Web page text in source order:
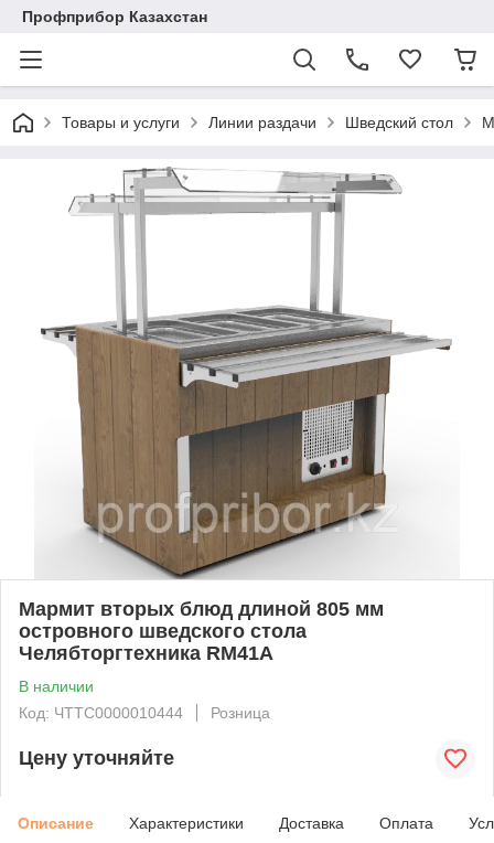
Профприбор Казахстан
Товары и услуги Линии раздачи Шведский стол
Мармит вторых блюд длиной 805 мм
островного шведского стола
Челябторгтехника RМ41А
В наличии
Код: ЧТТС0000010444
Розница
Цену уточняйте
Описание Характеристики Доставка Оплата